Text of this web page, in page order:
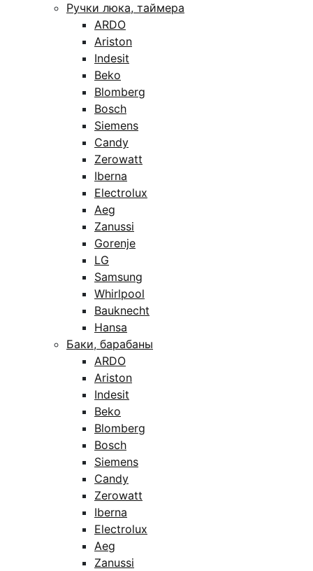
Ручки люка, таймера
ARDO
Ariston
Indesit
Beko
Blomberg
Bosch
Siemens
Candy
Zerowatt
Iberna
Electrolux
Aeg
Zanussi
Gorenje
LG
Samsung
Whirlpool
Bauknecht
Hansa
Баки, барабаны
ARDO
Ariston
Indesit
Beko
Blomberg
Bosch
Siemens
Candy
Zerowatt
Iberna
Electrolux
Aeg
Zanussi